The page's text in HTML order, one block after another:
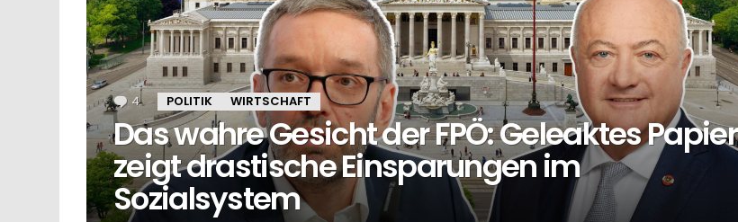
4 Kommentare
POLITIK WIRTSCHAFT
Das wahre Gesicht der FPÖ: Geleaktes Papier
zeigt drastische Einsparungen im
Sozialsystem